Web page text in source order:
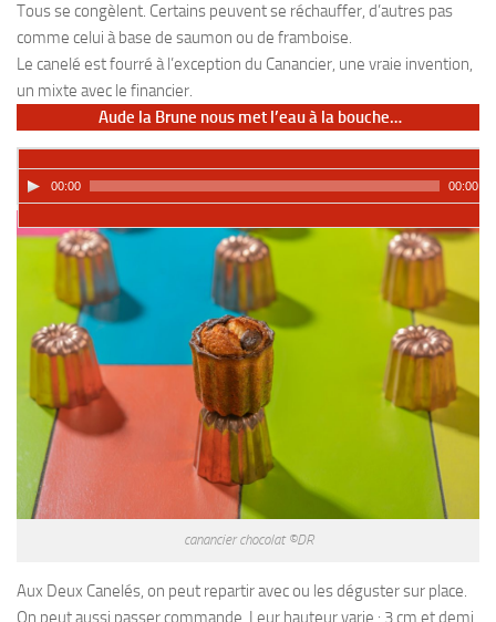
Tous se congèlent. Certains peuvent se réchauffer, d’autres pas
comme celui à base de saumon ou de framboise.
Le canelé est fourré à l’exception du Canancier, une vraie invention,
un mixte avec le financier.
Aude la Brune nous met l’eau à la bouche…
00:00 00:00
canancier chocolat ©DR
Aux Deux Canelés, on peut repartir avec ou les déguster sur place.
On peut aussi passer commande. Leur hauteur varie : 3 cm et demi,